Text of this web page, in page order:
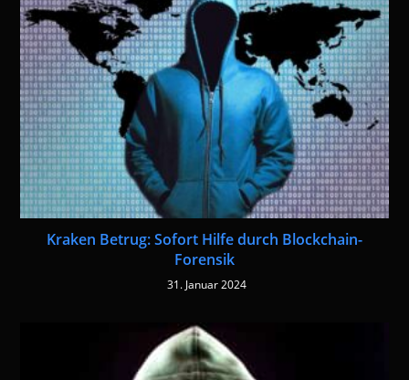
Kraken Betrug: Sofort Hilfe durch Blockchain-
Forensik
31. Januar 2024